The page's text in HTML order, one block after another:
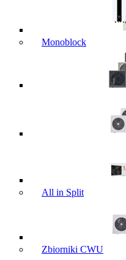
Monoblock
All in Split
Zbiorniki CWU